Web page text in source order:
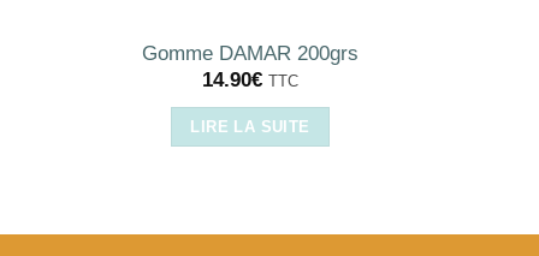
Gomme DAMAR 200grs
14.90€ TTC
LIRE LA SUITE